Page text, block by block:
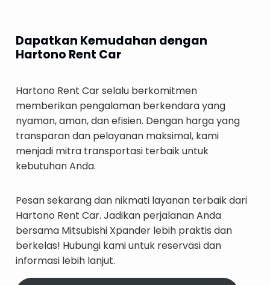
Dapatkan Kemudahan dengan
Hartono Rent Car
Hartono Rent Car selalu berkomitmen
memberikan pengalaman berkendara yang
nyaman, aman, dan efisien. Dengan harga yang
transparan dan pelayanan maksimal, kami
menjadi mitra transportasi terbaik untuk
kebutuhan Anda.
Pesan sekarang dan nikmati layanan terbaik dari
Hartono Rent Car. Jadikan perjalanan Anda
bersama Mitsubishi Xpander lebih praktis dan
berkelas! Hubungi kami untuk reservasi dan
informasi lebih lanjut.